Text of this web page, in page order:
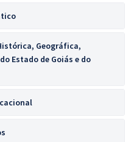
Geográfica,
Estado de Goiás e do